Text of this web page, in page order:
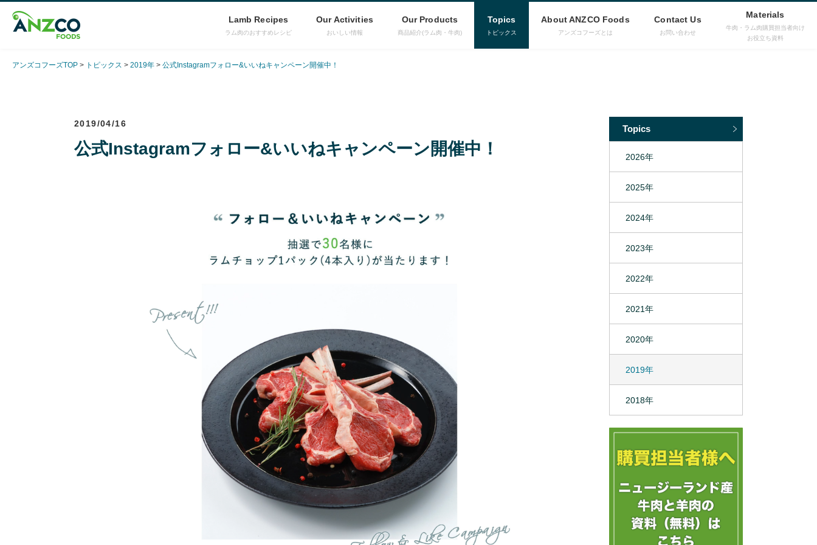
Lamb Recipes
ラム肉のおすすめレシピ
Our Activities
おいしい情報
Our Products
商品紹介(ラム肉・牛肉)
Topics
トピックス
About ANZCO Foods
アンズコフーズとは
Contact Us
お問い合わせ
Materials
牛肉・ラム肉購買担当者向け
お役立ち資料
アンズコフーズTOP トピックス 2019年 公式Instagramフォロー&いいねキャンペーン開催中！
2019/04/16
公式Instagramフォロー&いいねキャンペーン開催中！
Topics
2026年
2025年
2024年
2023年
2022年
2021年
2020年
2019年
2018年